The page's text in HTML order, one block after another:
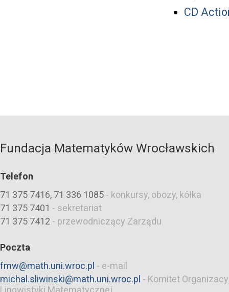
CD
Fundacja Matematyków Wrocławskich
Telefon
71 375 7416, 71 336 1085 - konkursy, obozy, kółka
71 375 7401 - sekretariat
71 375 7412 - przewodniczący Zarządu
Poczta
fmw@math.uni.wroc.pl - e-mail
michal.sliwinski@math.uni.wroc.pl - Komitet
Lingwistyki Matematycznej